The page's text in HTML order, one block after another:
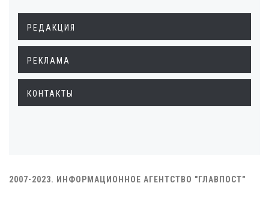
РЕДАКЦИЯ
РЕКЛАМА
КОНТАКТЫ
2007-2023. ИНФОРМАЦИОННОЕ АГЕНТСТВО "ГЛАВПОСТ"